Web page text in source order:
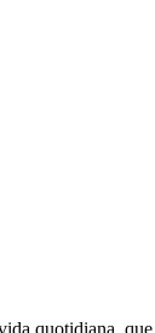
quotidiana,